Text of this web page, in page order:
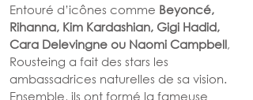
Entouré d’icônes comme Beyoncé,
Rihanna, Kim Kardashian, Gigi Hadid,
Cara Delevingne ou Naomi Campbell,
Rousteing a fait des stars les
ambassadrices naturelles de sa vision.
Ensemble, ils ont formé la fameuse